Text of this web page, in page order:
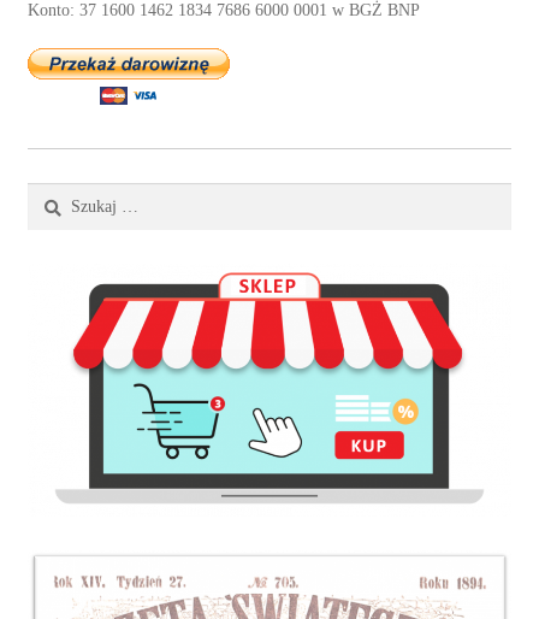
Konto: 37 1600 1462 1834 7686 6000 0001 w BGŻ BNP